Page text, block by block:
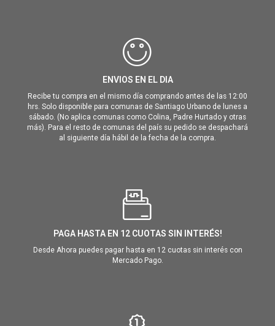
ENVIOS EN EL DIA
Recibe tu compra en el mismo día comprando antes de las 12:00
hrs. Solo disponible para comunas de Santiago Urbano de lunes a
sábado. (No aplica comunas como Colina, Padre Hurtado y otras
más). Para el resto de comunas del país su pedido se despachará
al siguiente día hábil de la fecha de la compra.
PAGA HASTA EN 12 CUOTAS SIN INTERÉS!
Desde Ahora puedes pagar hasta en 12 cuotas sin interés con
Mercado Pago.